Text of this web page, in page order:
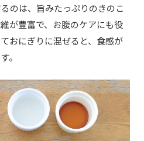
のは、旨みたっぷりのきのこ
が豊富で、お腹のケアにも役
おにぎりに混ぜると、食感が
。